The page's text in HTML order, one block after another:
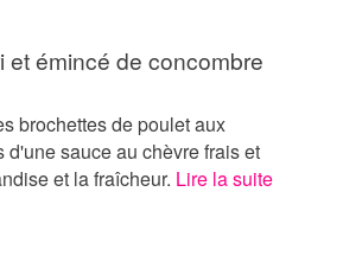
et émincé de concombre
brochettes de poulet aux
sauce au chèvre frais et
et la fraîcheur. Lire la suite